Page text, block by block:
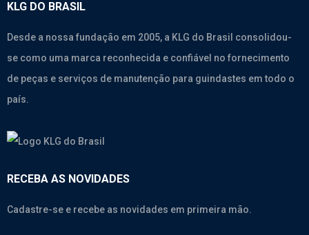
KLG DO BRASIL
Desde a nossa fundação em 2005, a KLG do Brasil consolidou-
se como uma marca reconhecida e confiável no fornecimento
de peças e serviços de manutenção para guindastes em todo o
país.
RECEBA AS NOVIDADES
Cadastre-se e recebe as novidades em primeira mão.